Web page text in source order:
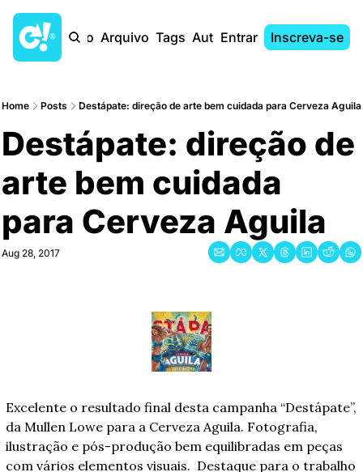
Início Arquivo Tags AutoresEntrar Inscreva-se
Home Posts Destápate: direção de arte bem cuidada para Cerveza Aguila
Destápate: direção de
arte bem cuidada
para Cerveza Aguila
Aug 28, 2017
Excelente o resultado final desta campanha “Destápate”,
da Mullen Lowe para a Cerveza Aguila. Fotografia,
ilustração e pós-produção bem equilibradas em peças
com vários elementos visuais.  Destaque para o trabalho